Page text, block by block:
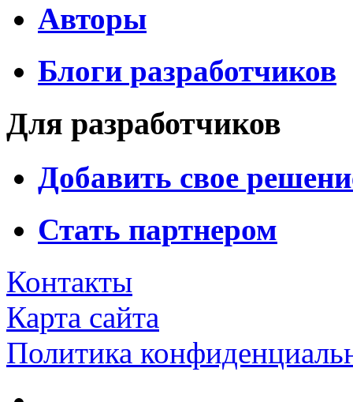
Авторы
Блоги разработчиков
Для разработчиков
Добавить свое
Стать партнером
Контакты
Карта сайта
Политика